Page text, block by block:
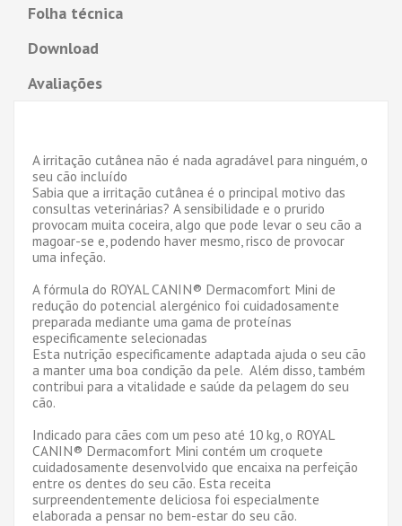
Folha técnica
Download
Avaliações
A irritação cutânea não é nada agradável para ninguém, o
seu cão incluído
Sabia que a irritação cutânea é o principal motivo das
consultas veterinárias? A sensibilidade e o prurido
provocam muita coceira, algo que pode levar o seu cão a
magoar-se e, podendo haver mesmo, risco de provocar
uma infeção.
A fórmula do ROYAL CANIN® Dermacomfort Mini de
redução do potencial alergénico foi cuidadosamente
preparada mediante uma gama de proteínas
especificamente selecionadas
Esta nutrição especificamente adaptada ajuda o seu cão
a manter uma boa condição da pele. Além disso, também
contribui para a vitalidade e saúde da pelagem do seu
cão.
Indicado para cães com um peso até 10 kg, o ROYAL
CANIN® Dermacomfort Mini contém um croquete
cuidadosamente desenvolvido que encaixa na perfeição
entre os dentes do seu cão. Esta receita
surpreendentemente deliciosa foi especialmente
elaborada a pensar no bem-estar do seu cão.